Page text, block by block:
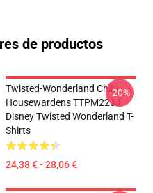
de productos
Twisted-Wonderland Chibi
Housewardens TTPM2204
Disney Twisted Wonderland T-
Shirts
24,38 € - 28,06 €
-20%